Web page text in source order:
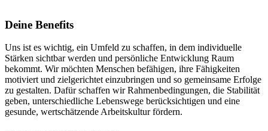
Deine Benefits
Uns ist es wichtig, ein Umfeld zu schaffen, in dem individuelle
Stärken sichtbar werden und persönliche Entwicklung Raum
bekommt. Wir möchten Menschen befähigen, ihre Fähigkeiten
motiviert und zielgerichtet einzubringen und so gemeinsame Erfolge
zu gestalten. Dafür schaffen wir Rahmenbedingungen, die Stabilität
geben, unterschiedliche Lebenswege berücksichtigen und eine
gesunde, wertschätzende Arbeitskultur fördern.